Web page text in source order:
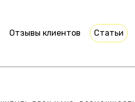
Отзывы клиентов Статьи